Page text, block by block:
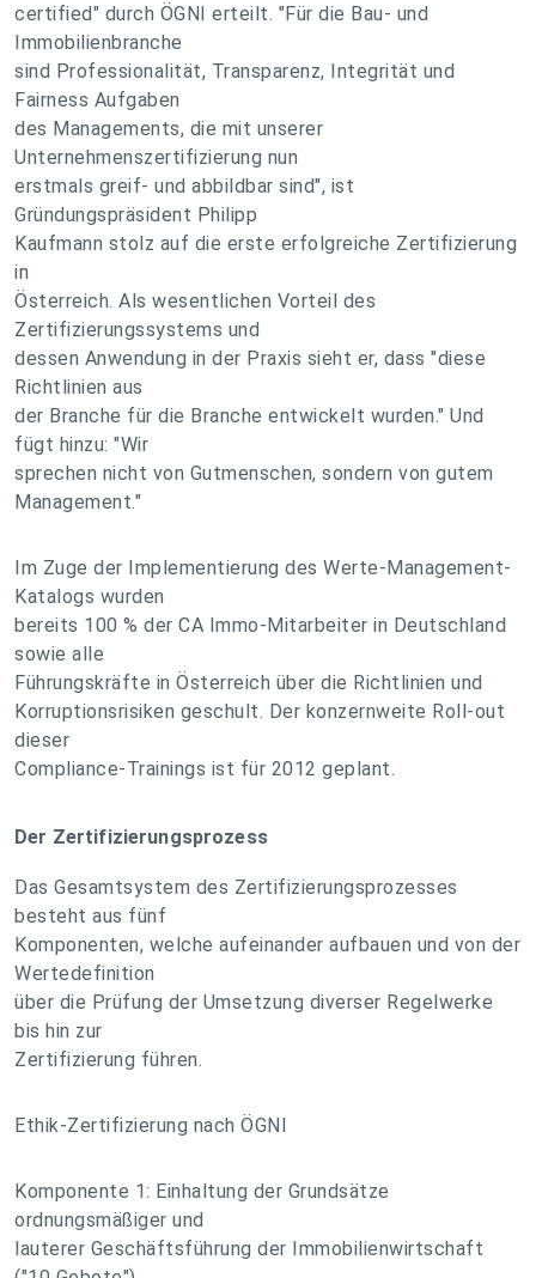
certified" durch ÖGNI erteilt. "Für die Bau- und
Immobilienbranche
sind Professionalität, Transparenz, Integrität und
Fairness Aufgaben
des Managements, die mit unserer
Unternehmenszertifizierung nun
erstmals greif- und abbildbar sind", ist
Gründungspräsident Philipp
Kaufmann stolz auf die erste erfolgreiche Zertifizierung
in
Österreich. Als wesentlichen Vorteil des
Zertifizierungssystems und
dessen Anwendung in der Praxis sieht er, dass "diese
Richtlinien aus
der Branche für die Branche entwickelt wurden." Und
fügt hinzu: "Wir
sprechen nicht von Gutmenschen, sondern von gutem
Management."
Im Zuge der Implementierung des Werte-Management-
Katalogs wurden
bereits 100 % der CA Immo-Mitarbeiter in Deutschland
sowie alle
Führungskräfte in Österreich über die Richtlinien und
Korruptionsrisiken geschult. Der konzernweite Roll-out
dieser
Compliance-Trainings ist für 2012 geplant.
Der Zertifizierungsprozess
Das Gesamtsystem des Zertifizierungsprozesses
besteht aus fünf
Komponenten, welche aufeinander aufbauen und von der
Wertedefinition
über die Prüfung der Umsetzung diverser Regelwerke
bis hin zur
Zertifizierung führen.
Ethik-Zertifizierung nach ÖGNI
Komponente 1: Einhaltung der Grundsätze
ordnungsmäßiger und
lauterer Geschäftsführung der Immobilienwirtschaft